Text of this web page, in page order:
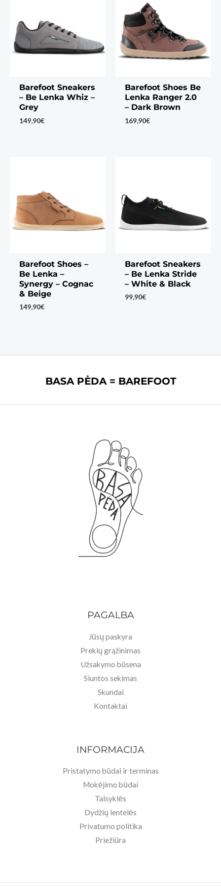
Barefoot Sneakers
– Be Lenka Whiz –
Grey
149,90€
Barefoot Shoes Be
Lenka Ranger 2.0
– Dark Brown
169,90€
Barefoot Shoes –
Be Lenka –
Synergy – Cognac
& Beige
149,90€
Barefoot Sneakers
– Be Lenka Stride
– White & Black
99,90€
BASA PĖDA = BAREFOOT
PAGALBA
Jūsų paskyra
Prekių grąžinimas
Užsakymo būsena
Siuntos sekimas
Skundai
Kontaktai
INFORMACIJA
Pristatymo būdai ir terminas
Mokėjimo būdai
Taisyklės
Dydžių lentelės
Privatumo politika
Priežiūra